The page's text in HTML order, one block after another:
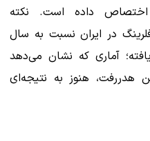
داده است. نکته
در ایران نسبت به سال
یافته؛ آماری که نشان می‌دهد
هدررفت، هنوز به نتیجه‌ای